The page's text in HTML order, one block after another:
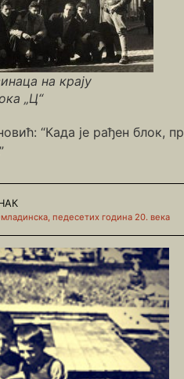
на крају
„Ц“
“Када је рађен блок,
педесетих година 20. века